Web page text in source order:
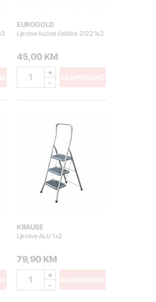
EUROGOLD
Ljestve kućne čelične 2122 1x2
45,00 KM
1
+
-
RASPRODANO
KRAUSE
Ljestve ALU 1x3
79,90 KM
1
+
-
RASPRODANO